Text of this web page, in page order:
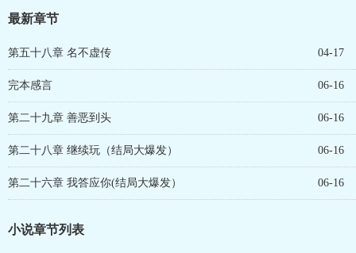
最新章节
第五十八章 名不虚传 04-17
完本感言 06-16
第二十九章 善恶到头 06-16
第二十八章 继续玩（结局大爆发） 06-16
第二十六章 我答应你(结局大爆发） 06-16
小说章节列表